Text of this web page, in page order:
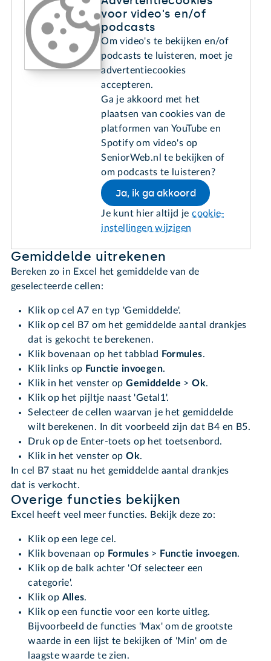
voor video's en/of
podcasts
Om video's te bekijken en/of
podcasts te luisteren, moet je
advertentiecookies
accepteren.
Ga je akkoord met het
plaatsen van cookies van de
platformen van YouTube en
Spotify om video's op
SeniorWeb.nl te bekijken of
om podcasts te luisteren?
Ja, ik ga akkoord
Je kunt hier altijd jecookie-
instellingen wijzigen
Gemiddelde uitrekenen
Bereken zo in Excel het gemiddelde van de
geselecteerde cellen:
Klik op cel A7 en typ 'Gemiddelde'.
Klik op cel B7 om het gemiddelde aantal drankjes
dat is gekocht te berekenen.
Klik bovenaan op het tabblad Formules.
Klik links op Functie invoegen.
Klik in het venster opGemiddelde >Ok.
Klik op het pijltje naast 'Getal1'.
Selecteer de cellen waarvan je het gemiddelde
wilt berekenen. In dit voorbeeld zijn dat B4 en B5.
Druk op de Enter-toets op het toetsenbord.
Klik in het venster opOk.
In cel B7 staat nu het gemiddelde aantal drankjes
dat is verkocht.
Overige functies bekijken
Excel heeft veel meer functies. Bekijk deze zo:
Klik op een lege cel.
Klik bovenaan op Formules > Functie invoegen.
Klik op de balk achter 'Of selecteer een
categorie'.
Klik op Alles.
Klik op een functie voor een korte uitleg.
Bijvoorbeeld de functies 'Max' om de grootste
waarde in een lijst te bekijken of 'Min' om de
laagste waarde te zien.